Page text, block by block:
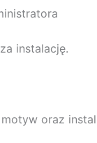
instalację.
oraz